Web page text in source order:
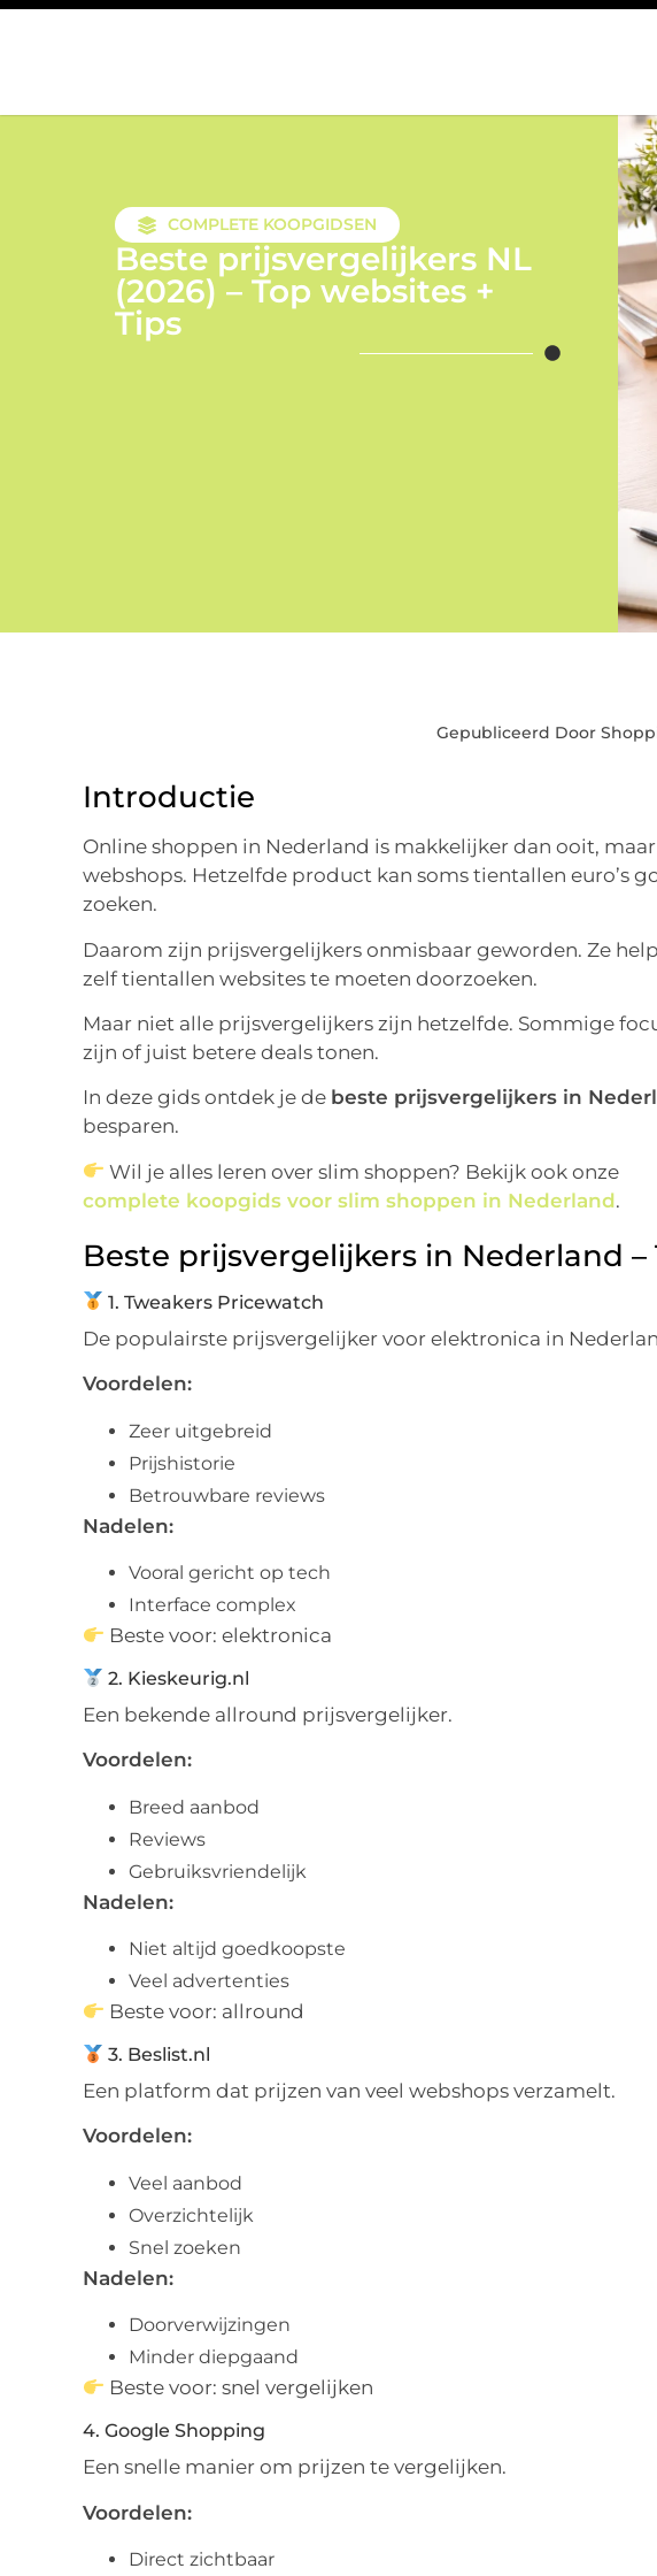
COMPLETE KOOPGIDSEN
Beste prijsvergelijkers NL
(2026) – Top websites +
Tips
Gepubliceerd Door
Introductie
Online shoppen in Nederland is makkelijker dan ooit,
webshops. Hetzelfde product kan soms tientallen euro’s
zoeken.
Daarom zijn prijsvergelijkers onmisbaar geworden. Ze
zelf tientallen websites te moeten doorzoeken.
Maar niet alle prijsvergelijkers zijn hetzelfde. Sommige
zijn of juist betere deals tonen.
In deze gids ontdek je de beste prijsvergelijkers in
besparen.
Wil je alles leren over slim shoppen? Bekijk ook onze
complete koopgids voor slim shoppen in Nederland.
Beste prijsvergelijkers in Nederland –
1. Tweakers Pricewatch
De populairste prijsvergelijker voor elektronica in
Voordelen:
Zeer uitgebreid
Prijshistorie
Betrouwbare reviews
Nadelen:
Vooral gericht op tech
Interface complex
Beste voor: elektronica
2. Kieskeurig.nl
Een bekende allround prijsvergelijker.
Voordelen:
Breed aanbod
Reviews
Gebruiksvriendelijk
Nadelen:
Niet altijd goedkoopste
Veel advertenties
Beste voor: allround
3. Beslist.nl
Een platform dat prijzen van veel webshops verzamelt.
Voordelen:
Veel aanbod
Overzichtelijk
Snel zoeken
Nadelen:
Doorverwijzingen
Minder diepgaand
Beste voor: snel vergelijken
4. Google Shopping
Een snelle manier om prijzen te vergelijken.
Voordelen:
Direct zichtbaar